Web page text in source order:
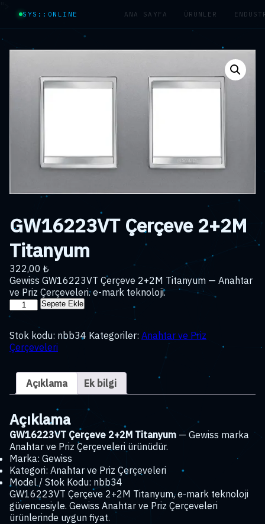
SYS::ONLINE ANA SAYFA ÜRÜNLER
GW16223VT Çerçeve 2+2M
Titanyum
322,00 ₺
Gewiss GW16223VT Çerçeve 2+2M Titanyum — Anahtar
ve Priz Çerçeveleri. e-mark teknoloji.
GW16223VT
Çerçeve
Titanyum
adet
Sepete Ekle
Stok kodu: nbb34 Kategoriler: Anahtar ve Priz
Çerçeveleri
Açıklama Ek bilgi
Açıklama
GW16223VT Çerçeve 2+2M Titanyum — Gewiss marka
Anahtar ve Priz Çerçeveleri ürünüdür.
Marka: Gewiss
Kategori: Anahtar ve Priz Çerçeveleri
Model / Stok Kodu: nbb34
GW16223VT Çerçeve 2+2M Titanyum, e-mark teknoloji
güvencesiyle. Gewiss Anahtar ve Priz Çerçeveleri
ürünlerinde uygun fiyat.